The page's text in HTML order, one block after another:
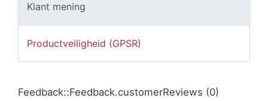
Klant mening
Productveiligheid (GPSR)
Feedback::Feedback.customerReviews (0)